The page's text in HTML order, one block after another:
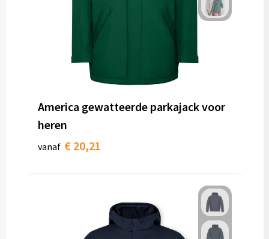
America gewatteerde parkajack voor
heren
vanaf € 20,21